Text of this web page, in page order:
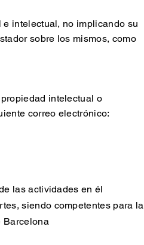
intelectual, no implicando su
sobre los mismos, como
intelectual o
correo electrónico:
las actividades en él
siendo competentes para la
Barcelona